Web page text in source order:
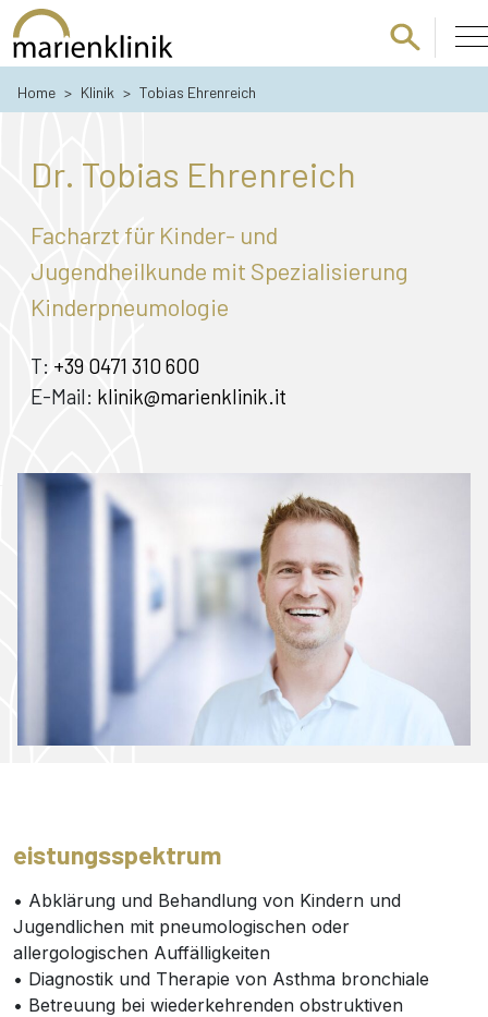
Zum Hauptinhalt springen
Home > Klinik > Tobias Ehrenreich
Dr. Tobias Ehrenreich
Facharzt für Kinder- und
Jugendheilkunde mit Spezialisierung
Kinderpneumologie
T: +39 0471 310 600
E-Mail: klinik@marienklinik.it
eistungsspektrum
• Abklärung und Behandlung von Kindern und
Jugendlichen mit pneumologischen oder
allergologischen Auffälligkeiten
• Diagnostik und Therapie von Asthma bronchiale
• Betreuung bei wiederkehrenden obstruktiven